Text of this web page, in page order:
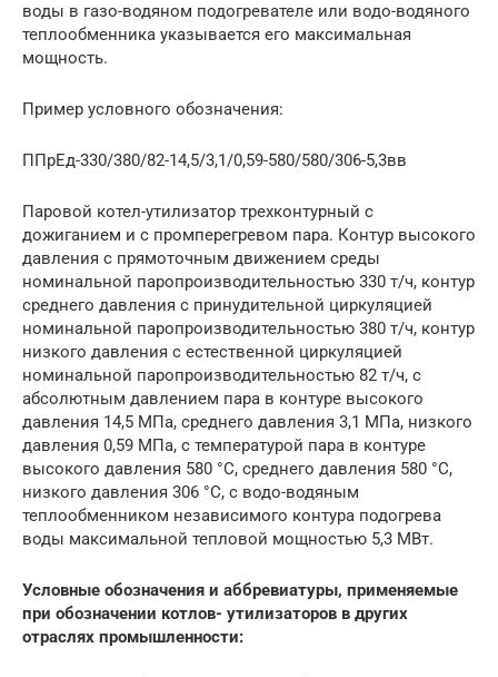
воды в газо-водяном подогревателе или водо-водяного
теплообменника указывается его максимальная
мощность.
Пример условного обозначения:
ППрЕд-330/380/82-14,5/3,1/0,59-580/580/306-5,3вв
Паровой котел-утилизатор трехконтурный с
дожиганием и с промперегревом пара. Контур высокого
давления с прямоточным движением среды
номинальной паропроизводительностью 330 т/ч, контур
среднего давления с принудительной циркуляцией
номинальной паропроизводительностью 380 т/ч, контур
низкого давления с естественной циркуляцией
номинальной паропроизводительностью 82 т/ч, с
абсолютным давлением пара в контуре высокого
давления 14,5 МПа, среднего давления 3,1 МПа, низкого
давления 0,59 МПа, с температурой пара в контуре
высокого давления 580 °С, среднего давления 580 °С,
низкого давления 306 °С, с водо-водяным
теплообменником независимого контура подогрева
воды максимальной тепловой мощностью 5,3 МВт.
Условные обозначения и аббревиатуры, применяемые
при обозначении котлов- утилизаторов в других
отраслях промышленности: